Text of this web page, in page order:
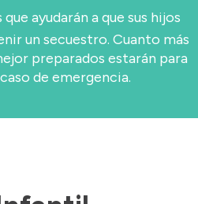
ayudarán a que sus hijos
un secuestro. Cuanto más
preparados estarán para
de emergencia.